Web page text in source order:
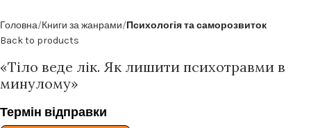
Головна Книги за жанрами Психологія та саморозвиток
Back to products
«Тіло веде лік. Як лишити психотравми в
минулому»
Термін відправки